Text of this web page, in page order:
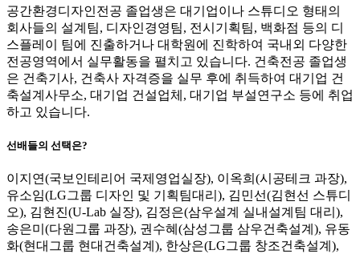
공간환경디자인전공 졸업생은 대기업이나 스튜디오 형태의
회사들의 설계팀, 디자인경영팀, 전시기획팀, 백화점 등의 디
스플레이 팀에 진출하거나 대학원에 진학하여 국내외 다양한
전공영역에서 실무활동을 펼치고 있습니다. 건축전공 졸업생
은 건축기사, 건축사 자격증을 실무 후에 취득하여 대기업 건
축설계사무소, 대기업 건설업체, 대기업 부설연구소 등에 취업
하고 있습니다.
선배들의 선택은?
이지연(국보인테리어 국제영업실장), 이옥희(시공테크 과장),
유소임(LG그룹 디자인 및 기획팀대리), 김민선(김현선 스튜디
오), 김현진(U-Lab 실장), 김정은(삼우설계 실내설계팀 대리),
송은미(다원그룹 과장), 권수혜(삼성그룹 삼우건축설계), 유동
화(현대그룹 현대건축설계), 한상은(LG그룹 창조건축설계),